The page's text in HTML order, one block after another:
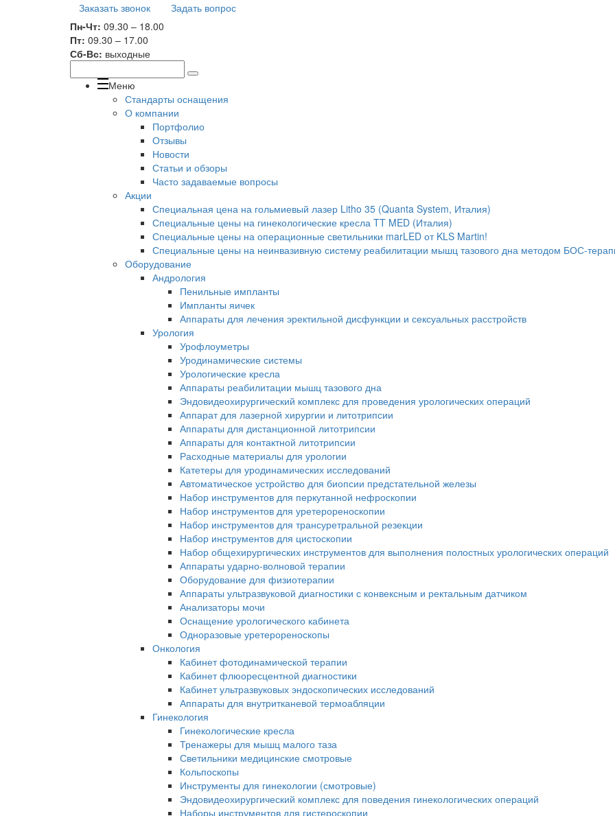
Заказать звонок
Задать вопрос
Пн-Чт: 09.30 – 18.00
Пт: 09.30 – 17.00
Сб-Вс: выходные
Меню
Стандарты оснащения
О компании
Портфолио
Отзывы
Новости
Статьи и обзоры
Часто задаваемые вопросы
Акции
Специальная цена на гольмиевый лазер Litho 35 (Quanta System, Италия)
Специальные цены на гинекологические кресла TT MED (Италия)
Специальные цены на операционные светильники marLED от KLS Martin!
Специальные цены на неинвазивную систему реабилитации мышц тазового дна методом БОС-
Оборудование
Андрология
Пенильные импланты
Импланты яичек
Аппараты для лечения эректильной дисфункции и сексуальных расстройств
Урология
Урофлоуметры
Уродинамические системы
Урологические кресла
Аппараты реабилитации мышц тазового дна
Эндовидеохирургический комплекс для проведения урологических операций
Аппарат для лазерной хирургии и литотрипсии
Аппараты для дистанционной литотрипсии
Аппараты для контактной литотрипсии
Расходные материалы для урологии
Катетеры для уродинамических исследований
Автоматическое устройство для биопсии предстательной железы
Набор инструментов для перкутанной нефроскопии
Набор инструментов для уретерореноскопии
Набор инструментов для трансуретральной резекции
Набор инструментов для цистоскопии
Набор общехирургических инструментов для выполнения полостных урологических операций
Аппараты ударно-волновой терапии
Оборудование для физиотерапии
Аппараты ультразвуковой диагностики с конвексным и ректальным датчиком
Анализаторы мочи
Оснащение урологического кабинета
Одноразовые уретерореноскопы
Онкология
Кабинет фотодинамической терапии
Кабинет флюоресцентной диагностики
Кабинет ультразвуковых эндоскопических исследований
Аппараты для внутритканевой термоабляции
Гинекология
Гинекологические кресла
Тренажеры для мышц малого таза
Светильники медицинские смотровые
Кольпоскопы
Инструменты для гинекологии (смотровые)
Эндовидеохирургический комплекс для поведения гинекологических операций
Наборы инструментов для гистероскопии